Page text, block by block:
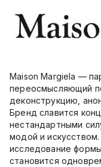
Maison Margiela —
переосмысляющий
деконструкцию,
Бренд славится
нестандартными
модой и
исследование
становится